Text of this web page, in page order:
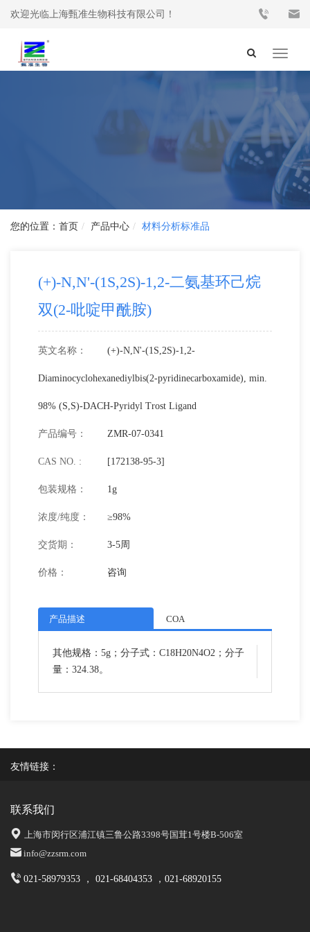
欢迎光临上海甄准生物科技有限公司！
Toggle
首页 产品中心 材料分析标准品
(+)-N,N'-(1S,2S)-1,2-二氨基环己烷
双(2-吡啶甲酰胺)
英文名称： (+)-N,N'-(1S,2S)-1,2-
Diaminocyclohexanediylbis(2-pyridinecarboxamide), min.
98% (S,S)-DACH-Pyridyl Trost Ligand
产品编号： ZMR-07-0341
CAS NO. : [172138-95-3]
包装规格： 1g
浓度/纯度： ≥98%
交货期： 3-5周
价格： 咨询
产品描述 COA
其他规格：5g；分子式：C18H20N4O2；分子
量：324.38。
友情链接：
联系我们
上海市闵行区浦江镇三鲁公路3398号国茸1号楼B-506室
info@zzsrm.com
021-58979353 ， 021-68404353 ，021-68920155